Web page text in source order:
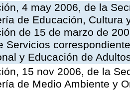
4 may 2006, de la
de Educación, Cultura
de 15 de marzo de
Servicios
y Educación de
15 nov 2006, de la
de Medio Ambiente y